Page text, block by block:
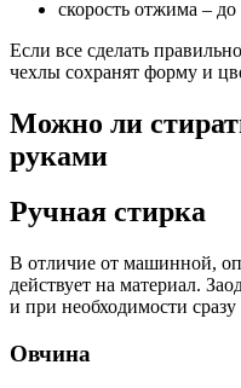
скорость отжима –
Если все сделать
чехлы сохранят форму и
Можно ли
руками
Ручная стирка
В отличие от машинной,
действует на материал.
и при необходимости
Овчина